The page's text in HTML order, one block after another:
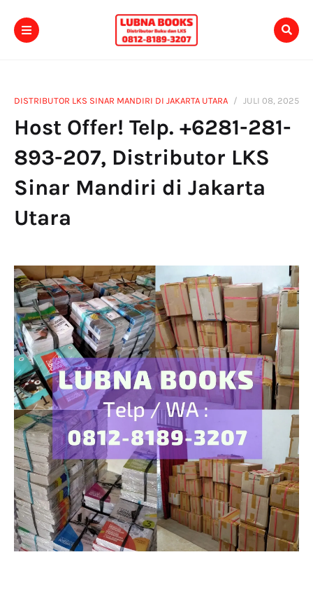
DISTRIBUTOR LKS SINAR MANDIRI DI JAKARTA UTARA JULI 08, 2025
Host Offer! Telp. +6281-281-
893-207, Distributor LKS
Sinar Mandiri di Jakarta
Utara